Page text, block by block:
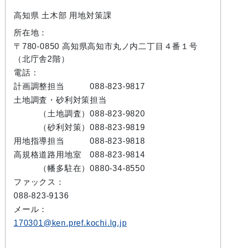
高知県 土木部 用地対策課
所在地：
〒780-0850 高知県高知市丸ノ内二丁目４番１号
（北庁舎2階）
電話：
計画調整担当 088-823-9817
土地調査・砂利対策担当
（土地調査）088-823-9820
（砂利対策）088-823-9819
用地指導担当 088-823-9818
高規格道路用地室 088-823-9814
（幡多駐在）0880-34-8550
ファックス：
088-823-9136
メール：
170301@ken.pref.kochi.lg.jp